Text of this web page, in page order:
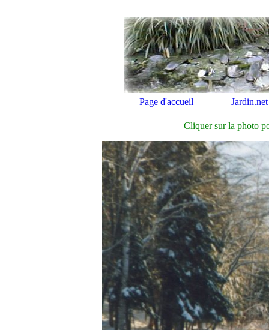
Page d'accueil
Cliquer sur la photo